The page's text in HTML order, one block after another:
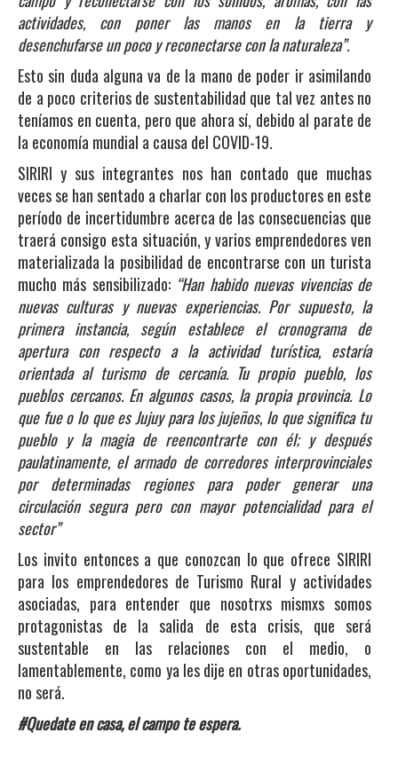
actividades, con poner las manos en la tierra y
desenchufarse un poco y reconectarse con la naturaleza”.
Esto sin duda alguna va de la mano de poder ir asimilando
de a poco criterios de sustentabilidad que tal vez antes no
teníamos en cuenta, pero que ahora sí, debido al parate de
la economía mundial a causa del COVID-19.
SIRIRI y sus integrantes nos han contado que muchas
veces se han sentado a charlar con los productores en este
período de incertidumbre acerca de las consecuencias que
traerá consigo esta situación, y varios emprendedores ven
materializada la posibilidad de encontrarse con un turista
mucho más sensibilizado: “Han habido nuevas vivencias de
nuevas culturas y nuevas experiencias. Por supuesto, la
primera instancia, según establece el cronograma de
apertura con respecto a la actividad turística, estaría
orientada al turismo de cercanía. Tu propio pueblo, los
pueblos cercanos. En algunos casos, la propia provincia. Lo
que fue o lo que es Jujuy para los jujeños, lo que significa tu
pueblo y la magia de reencontrarte con él; y después
paulatinamente, el armado de corredores interprovinciales
por determinadas regiones para poder generar una
circulación segura pero con mayor potencialidad para el
sector”
Los invito entonces a que conozcan lo que ofrece SIRIRI
para los emprendedores de Turismo Rural y actividades
asociadas, para entender que nosotrxs mismxs somos
protagonistas de la salida de esta crisis, que será
sustentable en las relaciones con el medio, o
lamentablemente, como ya les dije en otras oportunidades,
no será.
#Quedate en casa, el campo te espera.